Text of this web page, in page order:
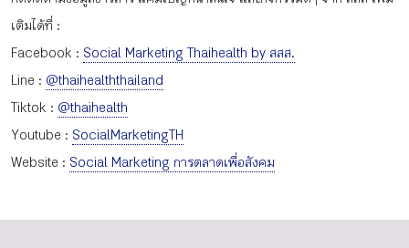
เติมได้ที่ :
Facebook : Social Marketing Thaihealth by สสส.
Line : @thaihealththailand
Tiktok : @thaihealth
Youtube : SocialMarketingTH
Website : Social Marketing การตลาดเพื่อสังคม